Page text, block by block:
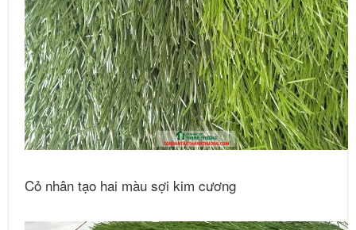
Cỏ nhân tạo hai màu sợi kim cương